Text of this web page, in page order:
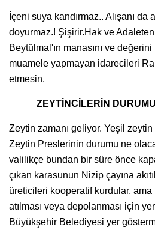
İçeni suya kandırmaz.. Alışanı da
doyurmaz.! Şişirir.Hak ve Adaleten
Beytülmal'ın manasını ve
muamele yapmayan idarecileri
etmesin.
ZEYTİNCİLERİN
Zeytin zamanı geliyor. Yeşil zeytin
Zeytin Preslerinin durumu ne
valilikçe bundan bir süre önce
çıkan karasunun Nizip çayına
üreticileri kooperatif kurdular,
atılması veya depolanması için
Büyükşehir Belediyesi yer